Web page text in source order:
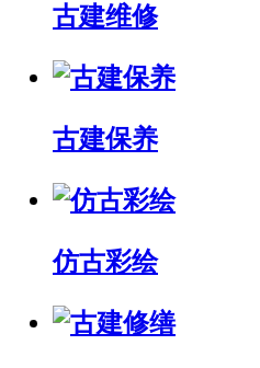
古建维修
古建保养
仿古彩绘